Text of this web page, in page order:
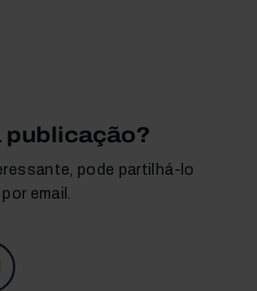
publicação?
pode partilhá-lo
email.